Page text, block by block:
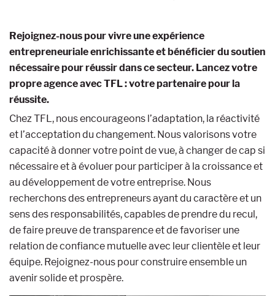
Rejoignez-nous pour vivre une expérience
entrepreneuriale enrichissante et bénéficier du soutien
nécessaire pour réussir dans ce secteur. Lancez votre
propre agence avec TFL : votre partenaire pour la
réussite.
Chez TFL, nous encourageons l’adaptation, la réactivité
et l’acceptation du changement. Nous valorisons votre
capacité à donner votre point de vue, à changer de cap si
nécessaire et à évoluer pour participer à la croissance et
au développement de votre entreprise. Nous
recherchons des entrepreneurs ayant du caractère et un
sens des responsabilités, capables de prendre du recul,
de faire preuve de transparence et de favoriser une
relation de confiance mutuelle avec leur clientèle et leur
équipe. Rejoignez-nous pour construire ensemble un
avenir solide et prospère.